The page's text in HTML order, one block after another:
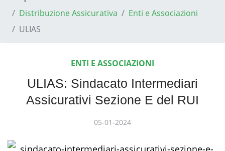
Sign In
Distribuzione Assicurativa
Enti e Associazioni
ULIAS
ENTI E ASSOCIAZIONI
ULIAS: Sindacato Intermediari
Assicurativi Sezione E del RUI
05-01-2024